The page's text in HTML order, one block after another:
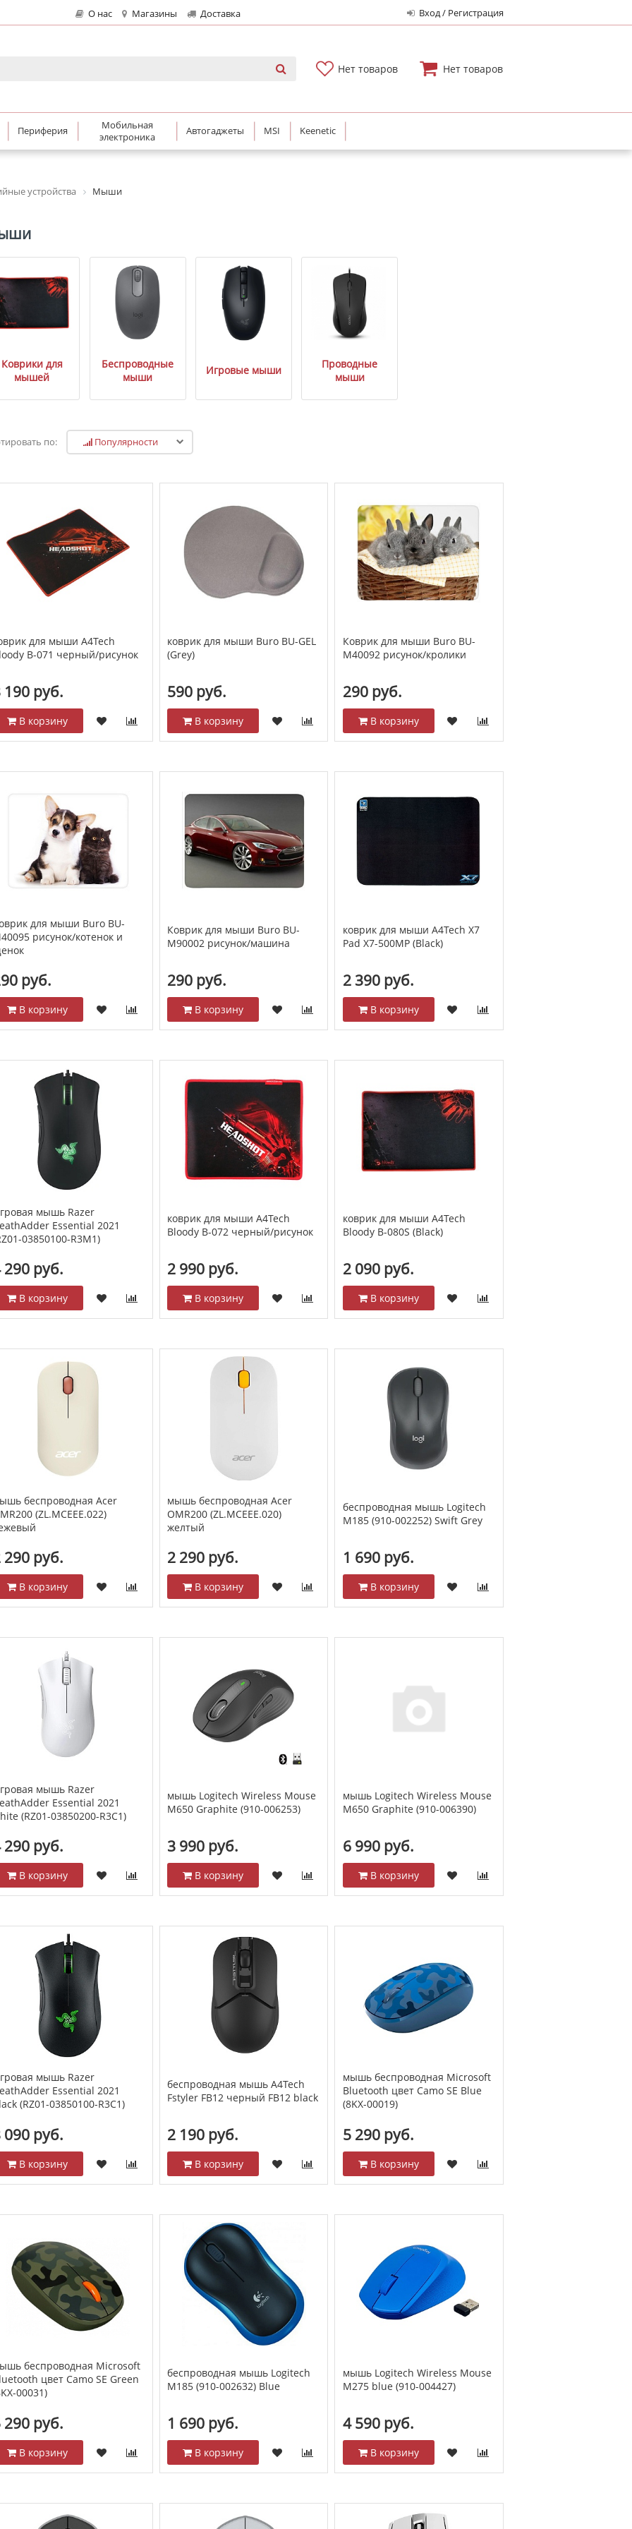
О нас Магазины Доставка Вход / Регистрация
Нет товаров Нет товаров
Периферия
Мобильная
электроника
Автогаджеты MSI Keenetic
устройства Мыши
Коврики для
мышей
Беспроводные
мыши
Игровые мыши
Проводные
мыши
по: Популярности
для мыши A4Tech
B-071 черный/рисунок
190 руб.
В корзину
коврик для мыши Buro BU-GEL
(Grey)
590 руб.
В корзину
Коврик для мыши Buro BU-
M40092 рисунок/кролики
290 руб.
В корзину
для мыши Buro BU-
рисунок/котенок и
руб.
В корзину
Коврик для мыши Buro BU-
M90002 рисунок/машина
290 руб.
В корзину
коврик для мыши A4Tech X7
Pad X7-500MP (Black)
2 390 руб.
В корзину
мышь Razer
Essential 2021
03850100-R3M1)
290 руб.
В корзину
коврик для мыши A4Tech
Bloody B-072 черный/рисунок
2 990 руб.
В корзину
коврик для мыши A4Tech
Bloody B-080S (Black)
2 090 руб.
В корзину
беспроводная Acer
(ZL.MCEEE.022)
290 руб.
В корзину
мышь беспроводная Acer
OMR200 (ZL.MCEEE.020)
желтый
2 290 руб.
В корзину
беспроводная мышь Logitech
M185 (910-002252) Swift Grey
1 690 руб.
В корзину
мышь Razer
Essential 2021
(RZ01-03850200-R3C1)
290 руб.
В корзину
мышь Logitech Wireless Mouse
M650 Graphite (910-006253)
3 990 руб.
В корзину
мышь Logitech Wireless Mouse
M650 Graphite (910-006390)
6 990 руб.
В корзину
мышь Razer
Essential 2021
(RZ01-03850100-R3C1)
090 руб.
В корзину
беспроводная мышь A4Tech
Fstyler FB12 черный FB12 black
2 190 руб.
В корзину
мышь беспроводная Microsoft
Bluetooth цвет Camo SE Blue
(8KX-00019)
5 290 руб.
В корзину
беспроводная Microsoft
цвет Camo SE Green
00031)
290 руб.
В корзину
беспроводная мышь Logitech
M185 (910-002632) Blue
1 690 руб.
В корзину
мышь Logitech Wireless Mouse
M275 blue (910-004427)
4 590 руб.
В корзину